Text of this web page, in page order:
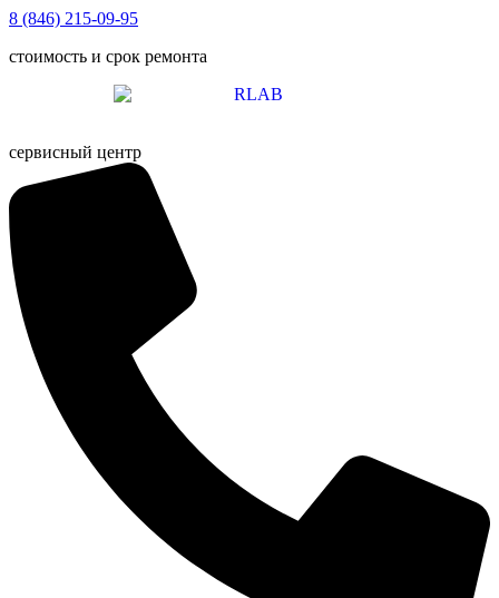
Перейти
содержимому
8 (846) 215-09-95
стоимость и срок ремонта
сервисный центр